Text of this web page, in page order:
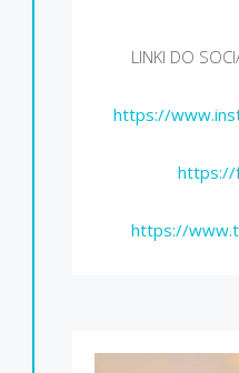
LINKI DO
https://
https://
https://